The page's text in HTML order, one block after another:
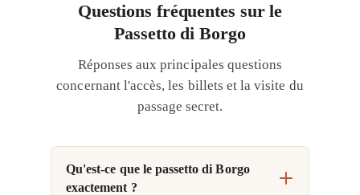
Questions fréquentes sur le
Passetto di Borgo
Réponses aux principales questions
concernant l'accès, les billets et la visite du
passage secret.
Qu'est-ce que le passetto di Borgo
exactement ?